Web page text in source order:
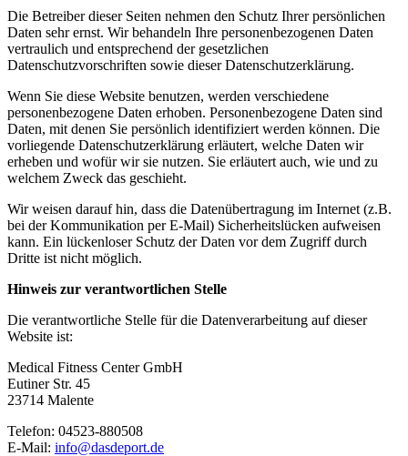
Die Betreiber dieser Seiten nehmen den Schutz Ihrer persönlichen
Daten sehr ernst. Wir behandeln Ihre personenbezogenen Daten
vertraulich und entsprechend der gesetzlichen
Datenschutzvorschriften sowie dieser Datenschutzerklärung.
Wenn Sie diese Website benutzen, werden verschiedene
personenbezogene Daten erhoben. Personenbezogene Daten sind
Daten, mit denen Sie persönlich identifiziert werden können. Die
vorliegende Datenschutzerklärung erläutert, welche Daten wir
erheben und wofür wir sie nutzen. Sie erläutert auch, wie und zu
welchem Zweck das geschieht.
Wir weisen darauf hin, dass die Datenübertragung im Internet (z.B.
bei der Kommunikation per E-Mail) Sicherheitslücken aufweisen
kann. Ein lückenloser Schutz der Daten vor dem Zugriff durch
Dritte ist nicht möglich.
Hinweis zur verantwortlichen Stelle
Die verantwortliche Stelle für die Datenverarbeitung auf dieser
Website ist:
Medical Fitness Center GmbH
Eutiner Str. 45
23714 Malente
Telefon: 04523-880508
E-Mail: info@dasdeport.de